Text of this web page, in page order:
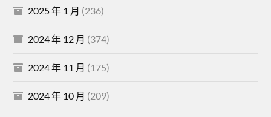
2025 年 1 月 (236)
2024 年 12 月 (374)
2024 年 11 月 (175)
2024 年 10 月 (209)